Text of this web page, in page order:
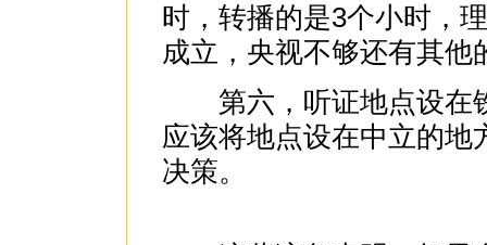
时，转播的是3个小时，
成立，央视不够还有其他
第六，听证地点设在
应该将地点设在中立的地
决策。